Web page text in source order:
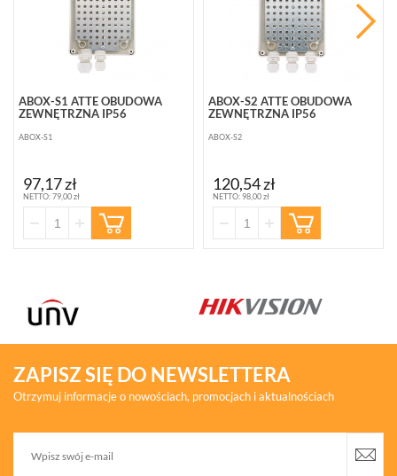
ABOX-S1 ATTE OBUDOWA
ZEWNĘTRZNA IP56
ABOX-S1
97,17 zł
NETTO: 79,00 zł
ABOX-S2 ATTE OBUDOWA
ZEWNĘTRZNA IP56
ABOX-S2
120,54 zł
NETTO: 98,00 zł
ZAPISZ SIĘ DO NEWSLETTERA
Otrzymuj informacje o nowościach, promocjach i aktualnościach